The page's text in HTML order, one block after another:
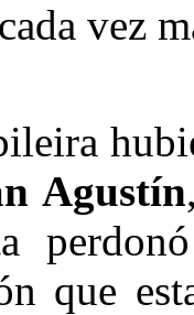
vez
Agustín
que